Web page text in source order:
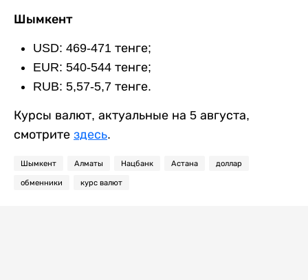
Шымкент
USD: 469-471 тенге;
EUR: 540-544 тенге;
RUB: 5,57-5,7 тенге.
Курсы валют, актуальные на 5 августа,
смотрите здесь.
Шымкент Алматы Нацбанк Астана доллар
обменники курс валют